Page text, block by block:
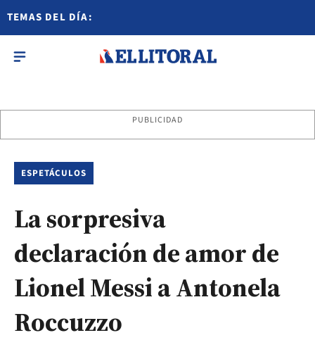
TEMAS DEL DÍA:
PUBLICIDAD
ESPETÁCULOS
La sorpresiva
declaración de amor de
Lionel Messi a Antonela
Roccuzzo